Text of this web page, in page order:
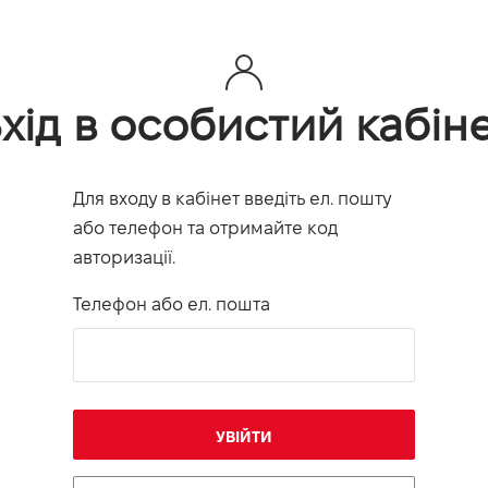
в особистий
Для входу в кабінет введіть ел. пошту
або телефон та отримайте код
авторизації.
Телефон або ел. пошта
УВІЙТИ